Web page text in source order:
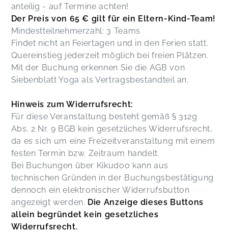
Kathrin, Oct 23
Liebe Cathy, es war sehr schön bei dir. Uns Hat
es sehr gut gefallen. Vielen Dank auch dass wir
kurzfristig und spontan noch einsteigen durften!
Liebe Grüße, Marie und Tanja
Tanja,
Cathy gibt sich immer super viel Mühe und es ist
immer abwechslungsreich. Wir waren gerne da!
Judith,
Danke ❤️
Simone,Feb 26
Der Yoga-Kurs war sehr schön und wir kommen
im neuen Jahr gerne wieder :)
anteilig - auf Termine achten!
Der Preis von 65 € gilt für ein Eltern-Kind-Team!
Mindestteilnehmerzahl: 3 Teams
Findet nicht an Feiertagen und in den Ferien statt.
Quereinstieg jederzeit möglich bei freien Plätzen.
Mit der Buchung erkennen Sie die AGB von
Siebenblatt Yoga als Vertragsbestandteil an.
Hinweis zum Widerrufsrecht:
Für diese Veranstaltung besteht gemäß § 312g
Abs. 2 Nr. 9 BGB kein gesetzliches Widerrufsrecht,
da es sich um eine Freizeitveranstaltung mit einem
festen Termin bzw. Zeitraum handelt.
Bei Buchungen über Kikudoo kann aus
technischen Gründen in der Buchungsbestätigung
dennoch ein elektronischer Widerrufsbutton
angezeigt werden. Die Anzeige dieses Buttons
allein begründet kein gesetzliches
Widerrufsrecht.